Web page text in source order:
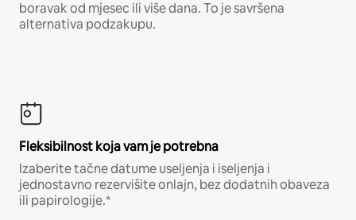
boravak od mjesec ili više dana. To je savršena
alternativa podzakupu.
Fleksibilnost koja vam je potrebna
Izaberite tačne datume useljenja i iseljenja i
jednostavno rezervišite onlajn, bez dodatnih obaveza
ili papirologije.*